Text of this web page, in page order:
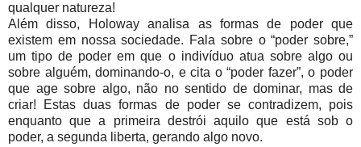
qualquer natureza!
Além disso, Holoway analisa as formas de poder que
existem em nossa sociedade. Fala sobre o “poder sobre,”
um tipo de poder em que o indivíduo atua sobre algo ou
sobre alguém, dominando-o, e cita o “poder fazer”, o poder
que age sobre algo, não no sentido de dominar, mas de
criar! Estas duas formas de poder se contradizem, pois
enquanto que a primeira destrói aquilo que está sob o
poder, a segunda liberta, gerando algo novo.